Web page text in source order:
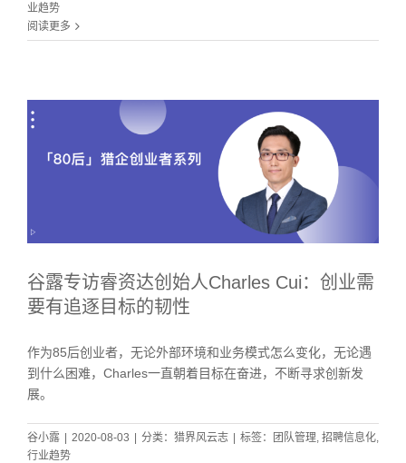
业趋势
阅读更多
谷露专访睿资达创始人Charles Cui：创业需
要有追逐目标的韧性
作为85后创业者，无论外部环境和业务模式怎么变化，无论遇
到什么困难，Charles一直朝着目标在奋进，不断寻求创新发
展。
谷小露 | 2020-08-03 | 分类： 猎界风云志 | 标签： 团队管理 招聘信息化
行业趋势